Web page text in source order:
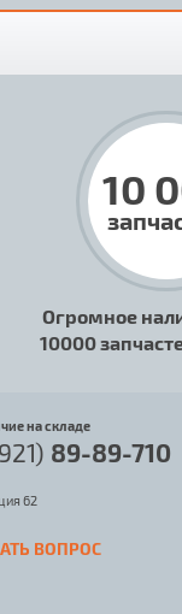
10
Огромное
10000
на складе
89-89-710
62
ВОПРОС